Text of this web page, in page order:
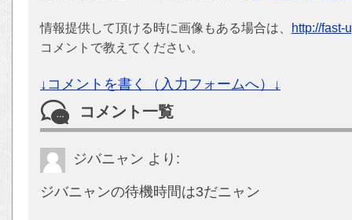
情報提供して頂ける時に画像もある場合は、
http://fast-
コメントで教えてください。
↓コメントを書く（入力フォームへ）↓
コメント一覧
ジバニャン より:
ジバニャンの待機時間は3だニャン